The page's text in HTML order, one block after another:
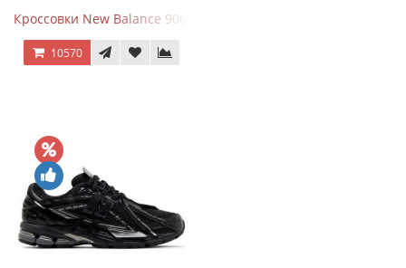
Кроссовки New Balance 9060 Triple Black
10570